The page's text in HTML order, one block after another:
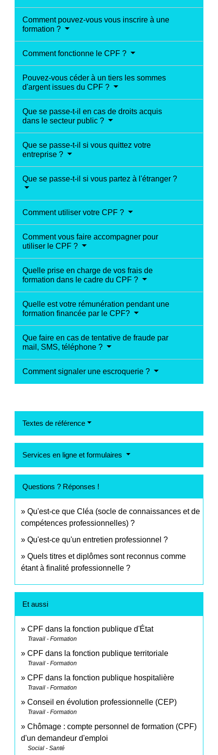
Comment pouvez-vous vous inscrire à une
formation ?
Comment fonctionne le CPF ?
Pouvez-vous céder à un tiers les sommes
d'argent issues du CPF ?
Que se passe-t-il en cas de droits acquis
dans le secteur public ?
Que se passe-t-il si vous quittez votre
entreprise ?
Que se passe-t-il si vous partez à l'étranger ?
Comment utiliser votre CPF ?
Comment vous faire accompagner pour
utiliser le CPF ?
Quelle prise en charge de vos frais de
formation dans le cadre du CPF ?
Quelle est votre rémunération pendant une
formation financée par le CPF?
Que faire en cas de tentative de fraude par
mail, SMS, téléphone ?
Comment signaler une escroquerie ?
Textes de référence
Services en ligne et formulaires
Questions ? Réponses !
Qu'est-ce que Cléa (socle de connaissances et de
compétences professionnelles) ?
Qu'est-ce qu'un entretien professionnel ?
Quels titres et diplômes sont reconnus comme
étant à finalité professionnelle ?
Et aussi
CPF dans la fonction publique d'État
Travail - Formation
CPF dans la fonction publique territoriale
Travail - Formation
CPF dans la fonction publique hospitalière
Travail - Formation
Conseil en évolution professionnelle (CEP)
Travail - Formation
Chômage : compte personnel de formation (CPF)
d'un demandeur d'emploi
Social - Santé